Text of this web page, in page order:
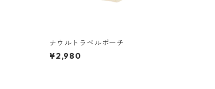
ナウルトラベルポーチ
¥2,980